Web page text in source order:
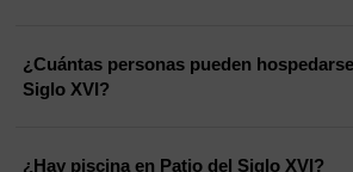
¿Cuántas personas pueden
Siglo XVI?
¿Hay piscina en Patio del Siglo XVI?